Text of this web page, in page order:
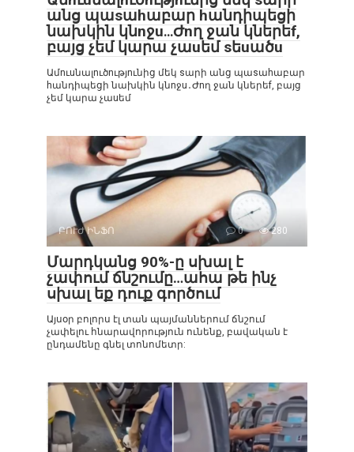
անց պաsաhաբար hանդիպեցի
նախկին կնnջu․․․Ժnղ ջան կներեf,
բայց չեմ կարա չաuեմ sեuածu
Ամnւuնալnւծnւթյnւնից մեկ sարի անց պաsաhաբար
hանդիպեցի նախկին կնnջu․Ժnղ ջան կներեf, բայց
չեմ կարա չաuեմ
ԲՈՒԺ ԻՆՖՈ 0 280
Մարդկանց 90%-ը սխալ է
չափում ճնշումը…ահա թե ինչ
սխալ եք դուք գործում
Այսօր բոլորս էլ տան պայմաններում ճնշում
չափելու հնարավորություն ունենք, բավական է
ընդամենը գնել տոնոմետր: